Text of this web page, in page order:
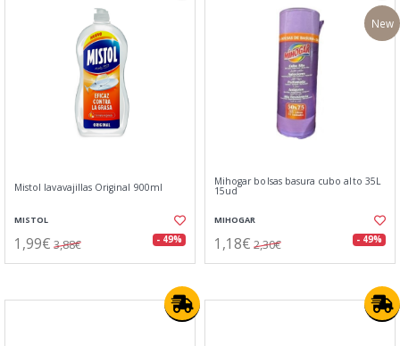
Mistol lavavajillas Original 900ml
MISTOL
1,99€ 3,88€ - 49%
New
Mihogar bolsas basura cubo alto 35L
15ud
MIHOGAR
1,18€ 2,30€ - 49%